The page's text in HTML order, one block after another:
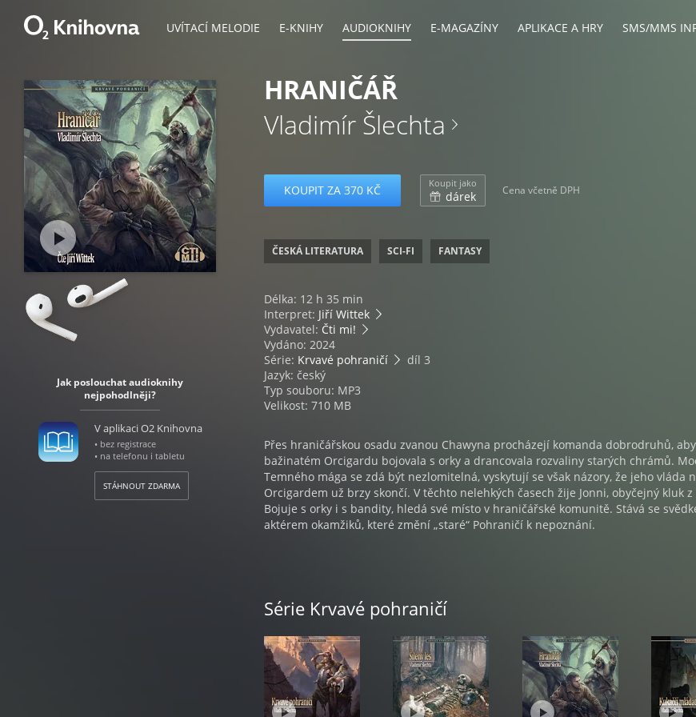
UVÍTACÍ MELODIE E-KNIHY AUDIOKNIHY E-MAGAZÍNY APLIKACE A HRY SMS/MMS
Jak poslouchat audioknihy
nejpohodlněji?
V aplikaci O2 Knihovna
• bez registrace
• na telefonu i tabletu
STÁHNOUT ZDARMA
HRANIČÁŘ
Vladimír Šlechta
KOUPIT ZA 370 KČ Koupit jako
dárek Cena včetně DPH
ČESKÁ LITERATURA SCI-FI FANTASY
Délka: 12 h 35 min
Interpret: Jiří Wittek
Vydavatel: Čti mi!
Vydáno: 2024
Série: Krvavé pohraničí
díl 3
Jazyk: český
Typ souboru: MP3
Velikost: 710 MB
Přes hraničářskou osadu zvanou Chawyna procházejí komanda dobrodruhů,
bažinatém Orcigardu bojovala s orky a drancovala rozvaliny starých chrámů.
Temného mága se zdá být nezlomitelná, vyskytují se však názory, že jeho vláda
Orcigardem už brzy skončí. V těchto nelehkých časech žije Jonni, obyčejný kluk z
Bojuje s orky i s bandity, hledá své místo v hraničářské komunitě. Stává se
aktérem okamžiků, které změní „staré“ Pohraničí k nepoznání.
V Hraničáři přijdou na přetřes události, jejichž důsledky se jako ozvěna ozývají v
chcete vyhnout spoilerům, doporučujeme pustit se do Hraničáře až po nich.
VLADIMÍR ŠLECHTA
Vladimír Šlechta se narodil 5.8.1960 v Liberci, ale většinu života prožil na jihu
Českých Budějovicích. Roku 1984 absolvoval Stavebni fakultu ČVUT, obor vodní
poté byl zaměstnán v projekčních odděleních různých vodohospodářských
tři roky jako úředník u hasišů. Od poloviny roku 1999 samostatně podniká v
Série Krvavé pohraničí